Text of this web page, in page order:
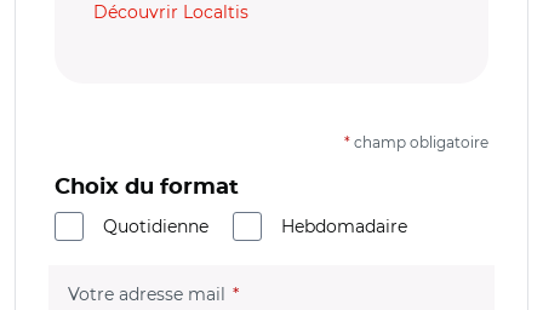
Découvrir Localtis
* champ obligatoire
Choix du format
Quotidienne
Hebdomadaire
Votre adresse mail (champ obligatoire)